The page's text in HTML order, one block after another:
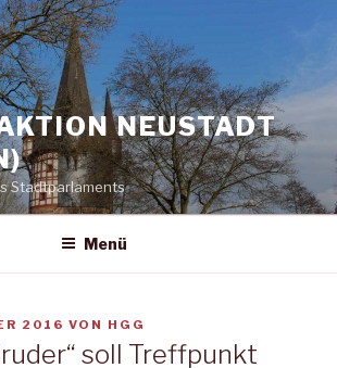
NEUSTADT
Stadtparlaments
Menü
2016 VON HGG
soll Treffpunkt